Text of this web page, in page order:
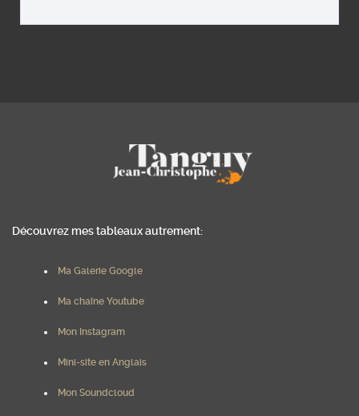
Découvrez mes tableaux autrement:
Ma Galerie Google
Ma chaîne Youtube
Mon Instagram
Mini-site en Anglais
Mon Soundcloud